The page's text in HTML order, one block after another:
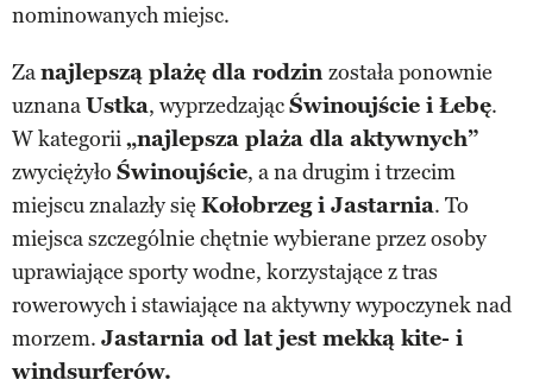
nominowanych miejsc.
Zanajlepszą plażę dla rodzin została ponownie
uznanaUstka, wyprzedzającŚwinoujście i Łebę.
W kategorii„najlepsza plaża dla aktywnych”
zwyciężyło Świnoujście, a na drugim i trzecim
miejscu znalazły się Kołobrzeg i Jastarnia. To
miejsca szczególnie chętnie wybierane przez osoby
uprawiające sporty wodne, korzystające z tras
rowerowych i stawiające na aktywny wypoczynek nad
morzem. Jastarnia od lat jest mekką kite- i
windsurferów.